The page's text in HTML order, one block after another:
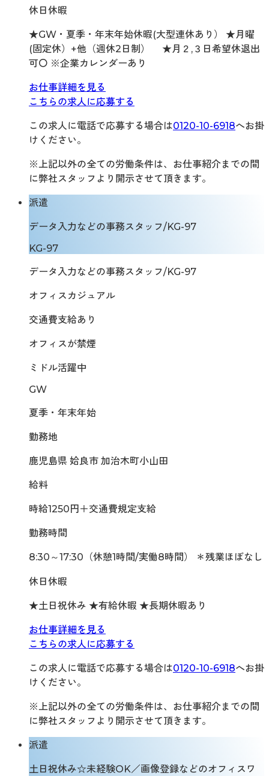
休日休暇
★GW・夏季・年末年始休暇(大型連休あり） ★月曜
(固定休）+他（週休2日制） ★月２,３日希望休退出
可〇 ※企業カレンダーあり
お仕事詳細を見る
こちらの求人に応募する
この求人に電話で応募する場合は0120-10-6918へお掛
けください。
※上記以外の全ての労働条件は、お仕事紹介までの間
に弊社スタッフより開示させて頂きます。
派遣
データ入力などの事務スタッフ/KG-97
KG-97
データ入力などの事務スタッフ/KG-97
オフィスカジュアル
交通費支給あり
オフィスが禁煙
ミドル活躍中
GW
夏季・年末年始
勤務地
鹿児島県 姶良市 加治木町小山田
給料
時給1250円＋交通費規定支給
勤務時間
8:30～17:30（休憩1時間/実働8時間） ＊残業ほぼなし
休日休暇
★土日祝休み ★有給休暇 ★長期休暇あり
お仕事詳細を見る
こちらの求人に応募する
この求人に電話で応募する場合は0120-10-6918へお掛
けください。
※上記以外の全ての労働条件は、お仕事紹介までの間
に弊社スタッフより開示させて頂きます。
派遣
土日祝休み☆未経験OK／画像登録などのオフィスワ